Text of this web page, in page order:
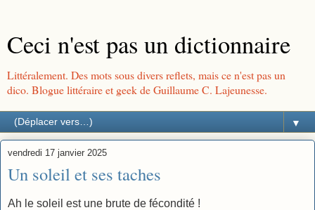
Ceci n'est pas un dictionnaire
Littéralement. Des mots sous divers reflets, mais ce n'est pas un
dico. Blogue littéraire et geek de Guillaume C. Lajeunesse.
▼
vendredi 17 janvier 2025
Un soleil et ses taches
Ah le soleil est une brute de fécondité !